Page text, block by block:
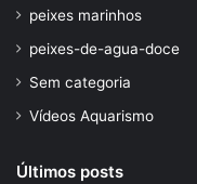
peixes marinhos
peixes-de-agua-doce
Sem categoria
Vídeos Aquarismo
Últimos posts